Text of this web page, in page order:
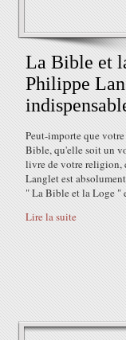
La Bible et
Philippe
Peut-importe que
Bible, qu'elle soit un
livre de votre religion,
Langlet est
" La Bible et la Loge "
Lire la suite